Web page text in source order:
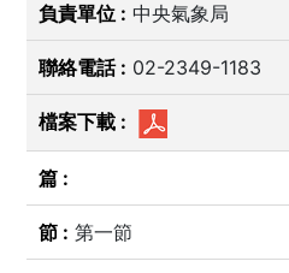
中央氣象局
02-2349-1183
第一節